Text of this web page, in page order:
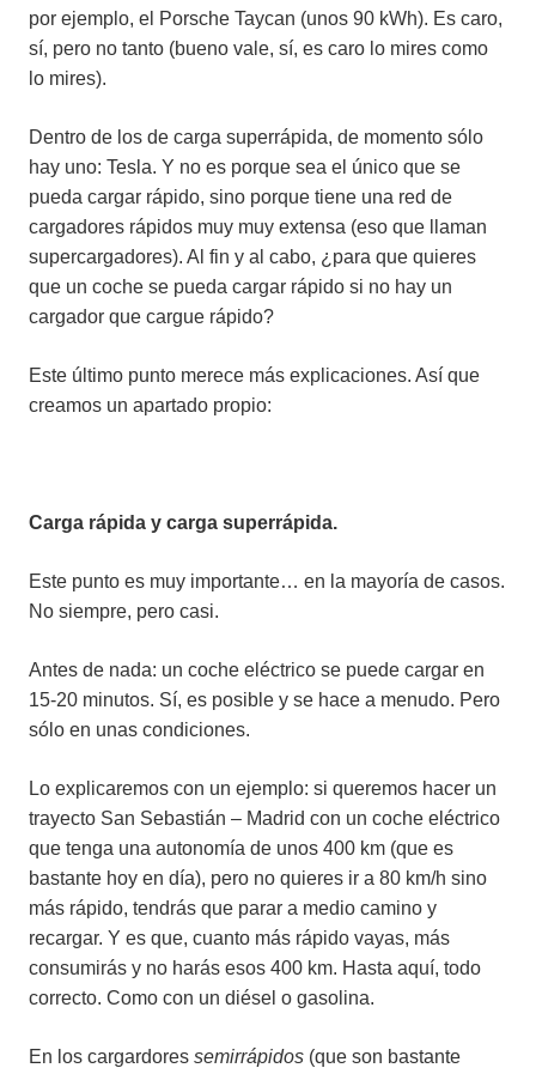
por ejemplo, el Porsche Taycan (unos 90 kWh). Es caro,
sí, pero no tanto (bueno vale, sí, es caro lo mires como
lo mires).
Dentro de los de carga superrápida, de momento sólo
hay uno: Tesla. Y no es porque sea el único que se
pueda cargar rápido, sino porque tiene una red de
cargadores rápidos muy muy extensa (eso que llaman
supercargadores). Al fin y al cabo, ¿para que quieres
que un coche se pueda cargar rápido si no hay un
cargador que cargue rápido?
Este último punto merece más explicaciones. Así que
creamos un apartado propio:
Carga rápida y carga superrápida.
Este punto es muy importante… en la mayoría de casos.
No siempre, pero casi.
Antes de nada: un coche eléctrico se puede cargar en
15-20 minutos. Sí, es posible y se hace a menudo. Pero
sólo en unas condiciones.
Lo explicaremos con un ejemplo: si queremos hacer un
trayecto San Sebastián – Madrid con un coche eléctrico
que tenga una autonomía de unos 400 km (que es
bastante hoy en día), pero no quieres ir a 80 km/h sino
más rápido, tendrás que parar a medio camino y
recargar. Y es que, cuanto más rápido vayas, más
consumirás y no harás esos 400 km. Hasta aquí, todo
correcto. Como con un diésel o gasolina.
En los cargardores semirrápidos (que son bastante